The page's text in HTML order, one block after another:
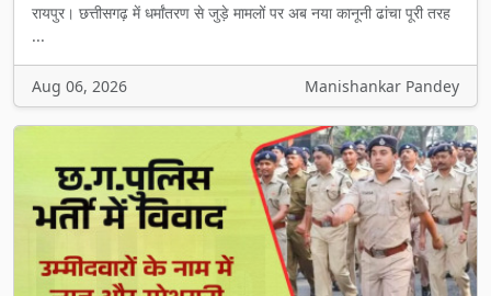
रायपुर। छत्तीसगढ़ में धर्मांतरण से जुड़े मामलों पर अब नया कानूनी ढांचा पूरी तरह
...
Aug 06, 2026 Manishankar Pandey